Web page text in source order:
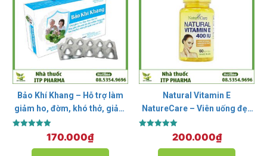
Bảo Khí Khang – Hỗ trợ làm
giảm ho, đờm, khó thở, giảm
đợt cấp hen suyễn
Được xếp
5.00
170.000₫
Natural Vitamin E
NatureCare – Viên uống đẹp
da, ngăn ngừa lão hóa
Được xếp
5.00
200.000₫